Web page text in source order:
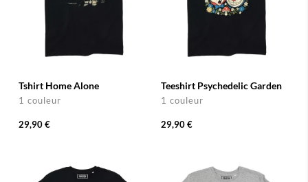
Tshirt Home Alone
1 couleur
29,90 €
Teeshirt Psychedelic Garden
1 couleur
29,90 €